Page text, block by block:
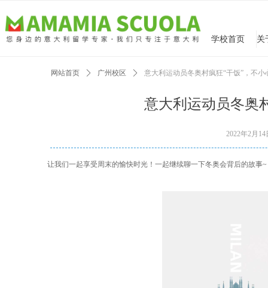
学校首页
意大利运动员冬奥
网站首页 ꄲ 广州校区 ꄲ 意大利运动员冬奥村疯狂“干饭”，不
2022年2月14
让我们一起享受周末的愉快时光！一起继续聊一下冬奥会背后的故事~